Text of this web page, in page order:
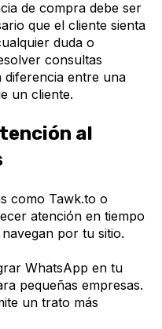
de compra debe ser
que el cliente sienta
duda o
consultas
diferencia entre una
un cliente.
al
como Tawk.to o
atención en tiempo
por tu sitio.
WhatsApp en tu
pequeñas empresas.
un trato más